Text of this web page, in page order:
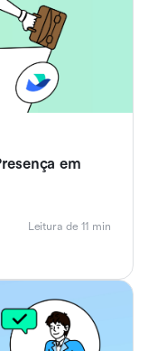
em
Leitura de 11 min